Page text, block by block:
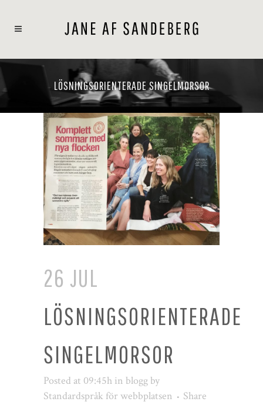
LÖSNINGSORIENTERADE SINGELMORSOR
26 JUL
LÖSNINGSORIENTERADE
SINGELMORSOR
Posted at 09:45h in bloggby
Standardspråk för webbplatsen
Share